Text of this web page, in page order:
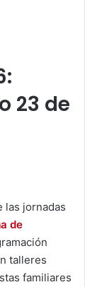
23 de
las jornadas
de
talleres
familiares